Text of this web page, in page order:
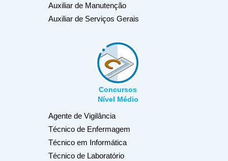
Auxiliar de Manutenção
Auxiliar de Serviços Gerais
Concursos
Nível Médio
Agente de Vigilância
Técnico de Enfermagem
Técnico em Informática
Técnico de Laboratório